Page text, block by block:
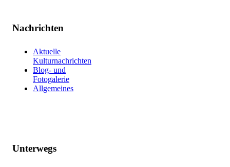
Nachrichten
Aktuelle
Kulturnachrichten
Blog- und
Fotogalerie
Allgemeines
Unterwegs